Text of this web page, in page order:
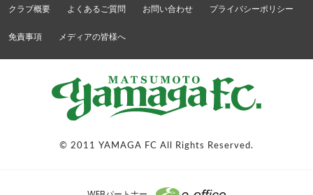
クラブ概要 よくあるご質問 お問い合わせ プライバシーポリシー
免責事項 メディアの皆様へ
© 2011 YAMAGA FC All Rights Reserved.